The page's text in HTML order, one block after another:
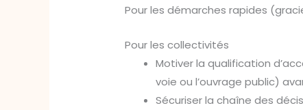
Pour les démarches rapides
Pour les collectivités
Motiver la qualification
voie ou l’ouvrage public)
Sécuriser la chaîne des